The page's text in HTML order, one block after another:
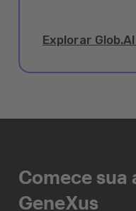
Explorar Glob.AI
Comece sua
GeneXus